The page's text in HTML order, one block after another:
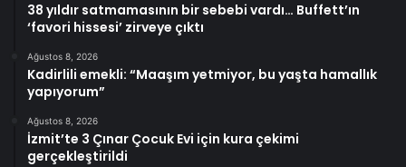
38 yıldır satmamasının bir sebebi vardı… Buffett’ın
‘favori hissesi’ zirveye çıktı
Ağustos 8, 2026
Kadirlili emekli: “Maaşım yetmiyor, bu yaşta hamallık
yapıyorum”
Ağustos 8, 2026
İzmit’te 3 Çınar Çocuk Evi için kura çekimi
gerçekleştirildi